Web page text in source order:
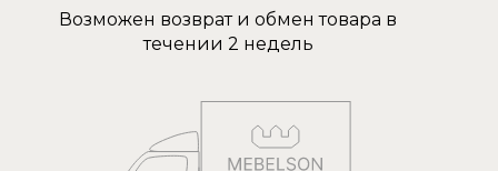
Возможен возврат и обмен товара в
течении 2 недель